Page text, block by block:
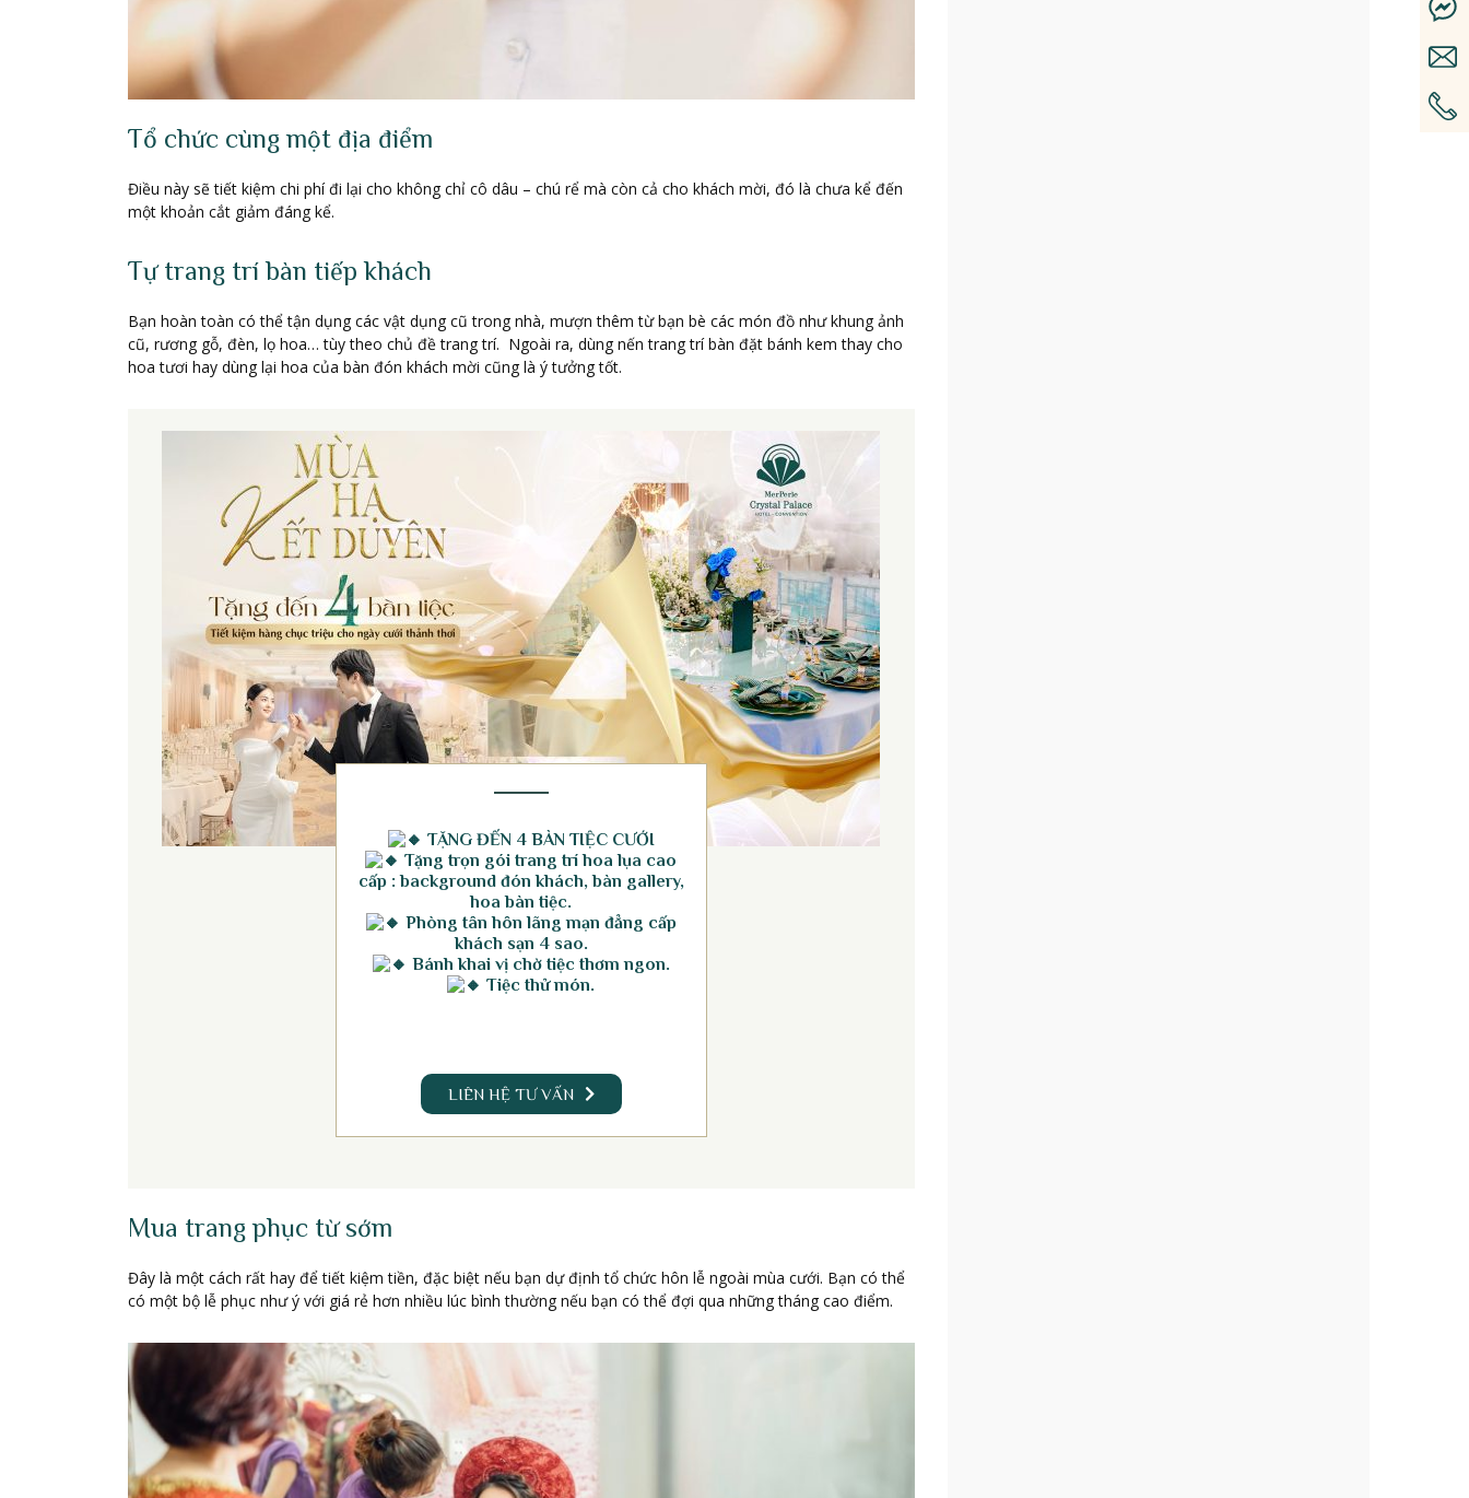
Tổ chức cùng một địa điểm
Điều này sẽ tiết kiệm chi phí đi lại cho không chỉ cô dâu – chú rể mà còn cả cho khách mời, đó là chưa kể đến
một khoản cắt giảm đáng kể.
Tự trang trí bàn tiếp khách
Bạn hoàn toàn có thể tận dụng các vật dụng cũ trong nhà, mượn thêm từ bạn bè các món đồ như khung ảnh
cũ, rương gỗ, đèn, lọ hoa… tùy theo chủ đề trang trí. Ngoài ra, dùng nến trang trí bàn đặt bánh kem thay cho
hoa tươi hay dùng lại hoa của bàn đón khách mời cũng là ý tưởng tốt.
TẶNG ĐẾN 4 BÀN TIỆC CƯỚI
Tặng trọn gói trang trí hoa lụa cao
cấp : background đón khách, bàn gallery,
hoa bàn tiệc.
Phòng tân hôn lãng mạn đẳng cấp
khách sạn 4 sao.
Bánh khai vị chờ tiệc thơm ngon.
Tiệc thử món.
LIÊN HỆ TƯ VẤN
Mua trang phục từ sớm
Đây là một cách rất hay để tiết kiệm tiền, đặc biệt nếu bạn dự định tổ chức hôn lễ ngoài mùa cưới. Bạn có thể
có một bộ lễ phục như ý với giá rẻ hơn nhiều lúc bình thường nếu bạn có thể đợi qua những tháng cao điểm.